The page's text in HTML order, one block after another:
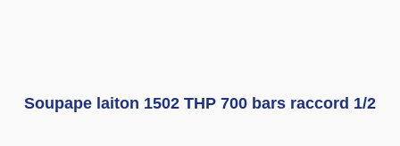
Soupape laiton 1502 THP 700 bars raccord 1/2